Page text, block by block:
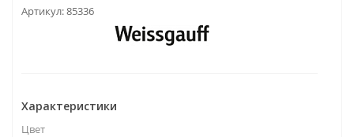
Артикул:85336
Характеристики
Цвет